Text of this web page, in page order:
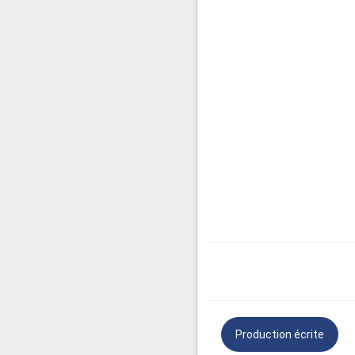
est très doué pour
Je suis très reconnaissant
Production écrite